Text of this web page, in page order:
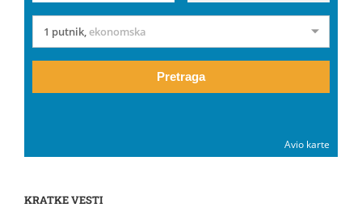
1 putnik,ekonomska
Pretraga
Avio karte
KRATKE VESTI